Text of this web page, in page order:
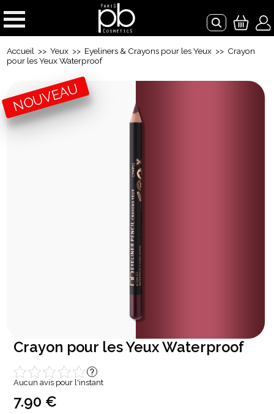
Accueil >>Yeux >> Eyeliners & Crayons pour les Yeux >> Crayon
pour les Yeux Waterproof
NOUVEAU
Crayon pour les Yeux Waterproof
Aucun avis pour l'instant
7.90 €